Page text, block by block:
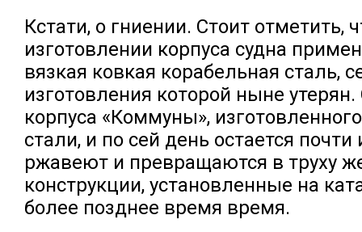
Кстати, о гниении. Стоит отметить,
изготовлении корпуса судна
вязкая ковкая корабельная сталь,
изготовления которой ныне утерян.
корпуса «Коммуны»,
стали, и по сей день остается
ржавеют и превращаются в труху
конструкции, установленные на
более позднее время время.